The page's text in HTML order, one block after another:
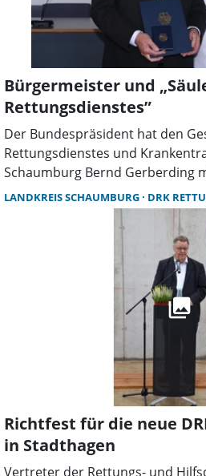
Bürgermeister und
Rettungsdienstes”
Der Bundespräsident hat den
Rettungsdienstes und
Schaumburg Bernd Gerberding
Bundesverdienstkreuz
der Beckedorfer für sein
Engagement und seinen
LANDKREIS SCHAUMBURG DRK
Richtfest für die neue
in Stadthagen
Vertreter der Rettungs- und